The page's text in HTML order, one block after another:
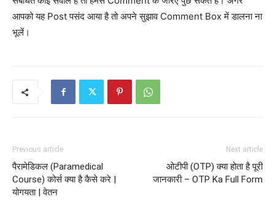
आपको यह Post पसंद आया है तो अपने सुझाव Comment Box में डालना ना
भूलें।
Previous article
पैरामेडिकल (Paramedical
Course) कोर्स क्या है कैसे करे |
योगयता | वेतन
Next article
ओटीपी (OTP) क्या होता है पूरी
जानकारी – OTP Ka Full Form